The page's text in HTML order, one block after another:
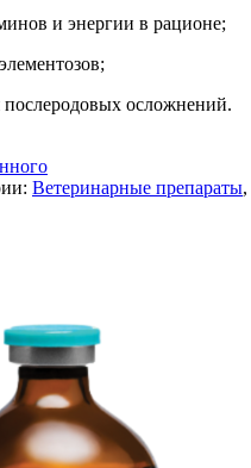
и энергии в рационе;
осложнений.
Ветеринарные препараты,